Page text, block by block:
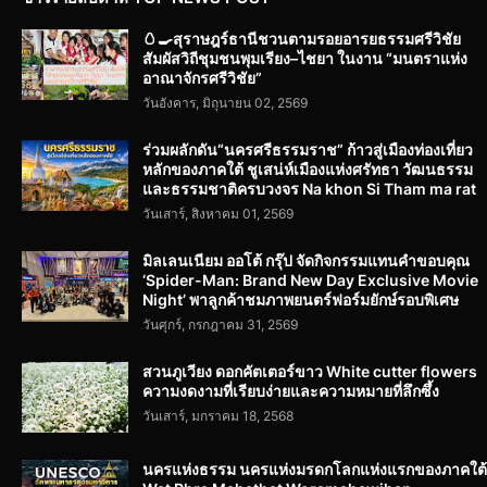
🥚🍳สุราษฎร์ธานีชวนตามรอยอารยธรรมศรีวิชัย
สัมผัสวิถีชุมชนพุมเรียง–ไชยา ในงาน “มนตราแห่ง
อาณาจักรศรีวิชัย”
วันอังคาร, มิถุนายน 02, 2569
ร่วมผลักดัน“นครศรีธรรมราช” ก้าวสู่เมืองท่องเที่ยว
หลักของภาคใต้ ชูเสน่ห์เมืองแห่งศรัทธา วัฒนธรรม
และธรรมชาติครบวงจร Na khon Si Tham ma rat
วันเสาร์, สิงหาคม 01, 2569
มิลเลนเนียม ออโต้ กรุ๊ป จัดกิจกรรมแทนคำขอบคุณ
‘Spider-Man: Brand New Day Exclusive Movie
Night’ พาลูกค้าชมภาพยนตร์ฟอร์มยักษ์รอบพิเศษ
วันศุกร์, กรกฎาคม 31, 2569
สวนภูเวียง ดอกคัตเตอร์ขาว White cutter flowers
ความงดงามที่เรียบง่ายและความหมายที่ลึกซึ้ง
วันเสาร์, มกราคม 18, 2568
นครแห่งธรรม นครแห่งมรดกโลกแห่งแรกของภาคใต้